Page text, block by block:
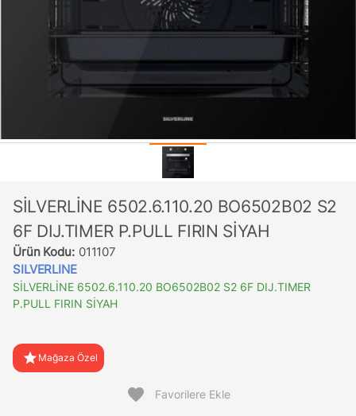
SİLVERLİNE 6502.6.110.20 BO6502B02 S2
6F DIJ.TIMER P.PULL FIRIN SİYAH
Ürün Kodu: 011107
SILVERLINE
SİLVERLİNE 6502.6.110.20 BO6502B02 S2 6F DIJ.TIMER
P.PULL FIRIN SİYAH
star Mağaza Özel
favorite Favorilere Ekle